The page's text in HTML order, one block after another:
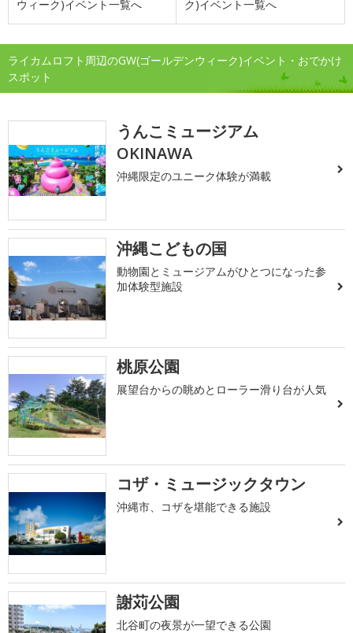
ウィーク)イベント一覧へ
ク)イベント一覧へ
ライカムロフト周辺のGW(ゴールデンウィーク)イベント・おでかけ
スポット
うんこミュージアム
OKINAWA
沖縄限定のユニーク体験が満載
沖縄こどもの国
動物園とミュージアムがひとつになった参
加体験型施設
桃原公園
展望台からの眺めとローラー滑り台が人気
コザ・ミュージックタウン
沖縄市、コザを堪能できる施設
謝苅公園
北谷町の夜景が一望できる公園